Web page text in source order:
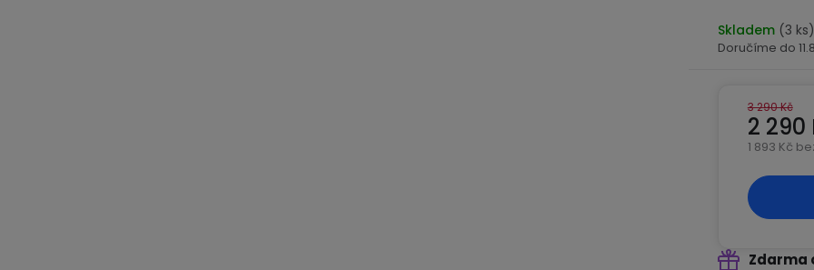
Skladem (3 ks)
3 290 Kč
2 290
1 893 Kč
Zdarma